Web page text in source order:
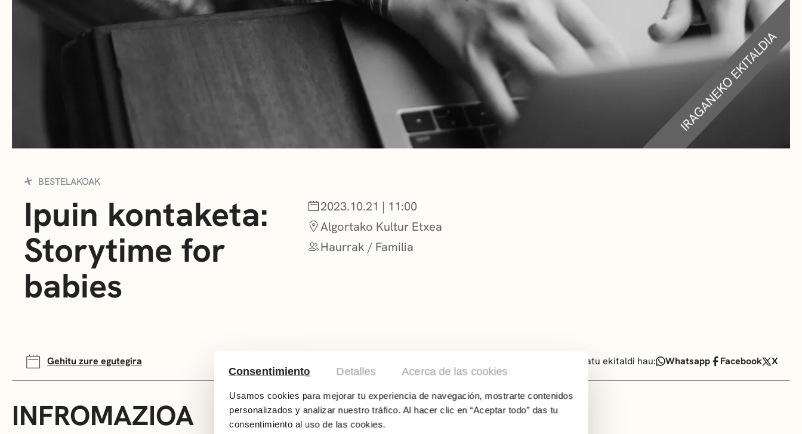
Consentimiento Detalles Acerca de las cookies
Usamos cookies para mejorar tu experiencia de navegación, mostrarte contenidos
personalizados y analizar nuestro tráfico. Al hacer clic en “Aceptar todo” das tu
consentimiento al uso de las cookies.
BERRIAK
GETXO KULTURA
KULTUR ELKARTEAK
BESTELAKOAK
Ipuin kontaketa:
Storytime for
babies
2023.10.21 | 11:00
Algortako Kultur Etxea
Haurrak / Familia
Gehitu zure egutegira Partekatu ekitaldi hau: Whatsapp Facebook X
INFROMAZIOA